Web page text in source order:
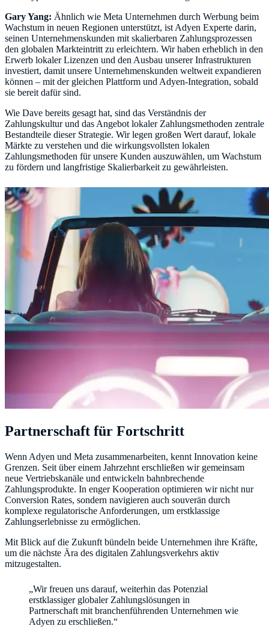
Gary Yang: Ähnlich wie Meta Unternehmen durch Werbung beim
Wachstum in neuen Regionen unterstützt, ist Adyen Experte darin,
seinen Unternehmenskunden mit skalierbaren Zahlungsprozessen
den globalen Markteintritt zu erleichtern. Wir haben erheblich in den
Erwerb lokaler Lizenzen und den Ausbau unserer Infrastrukturen
investiert, damit unsere Unternehmenskunden weltweit expandieren
können – mit der gleichen Plattform und Adyen-Integration, sobald
sie bereit dafür sind.
Wie Dave bereits gesagt hat, sind das Verständnis der
Zahlungskultur und das Angebot lokaler Zahlungsmethoden zentrale
Bestandteile dieser Strategie. Wir legen großen Wert darauf, lokale
Märkte zu verstehen und die wirkungsvollsten lokalen
Zahlungsmethoden für unsere Kunden auszuwählen, um Wachstum
zu fördern und langfristige Skalierbarkeit zu gewährleisten.
Partnerschaft für Fortschritt
Wenn Adyen und Meta zusammenarbeiten, kennt Innovation keine
Grenzen. Seit über einem Jahrzehnt erschließen wir gemeinsam
neue Vertriebskanäle und entwickeln bahnbrechende
Zahlungsprodukte. In enger Kooperation optimieren wir nicht nur
Conversion Rates, sondern navigieren auch souverän durch
komplexe regulatorische Anforderungen, um erstklassige
Zahlungserlebnisse zu ermöglichen.
Mit Blick auf die Zukunft bündeln beide Unternehmen ihre Kräfte,
um die nächste Ära des digitalen Zahlungsverkehrs aktiv
mitzugestalten.
„Wir freuen uns darauf, weiterhin das Potenzial
erstklassiger globaler Zahlungslösungen in
Partnerschaft mit branchenführenden Unternehmen wie
Adyen zu erschließen.“